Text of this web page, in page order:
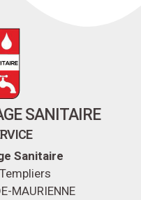
SANITAIRE
Sanitaire
MAURIENNE